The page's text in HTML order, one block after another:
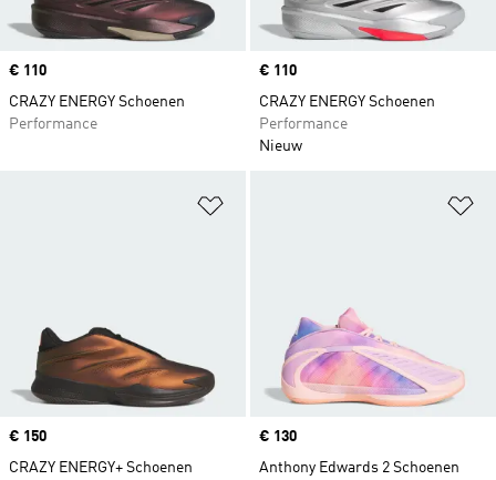
Price
€ 110
CRAZY ENERGY Schoenen
Performance
Price
€ 110
CRAZY ENERGY Schoenen
Performance
Nieuw
Price
€ 150
CRAZY ENERGY+ Schoenen
Price
€ 130
Anthony Edwards 2 Schoenen